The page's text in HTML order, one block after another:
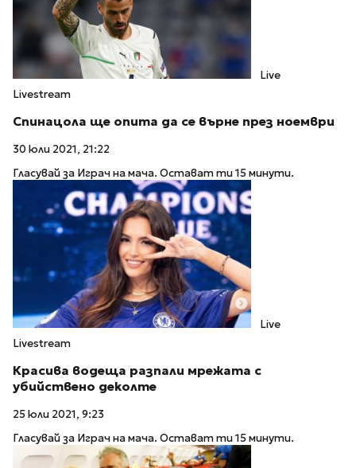
Live
Livestream
Спинацола ще опита да се върне през ноември
30 юли 2021, 21:22
Гласувай за Играч на мача. Остават ти 15 минути.
Live
Livestream
Красива водеща разпали мрежата с
убийствено деколте
25 юли 2021, 9:23
Гласувай за Играч на мача. Остават ти 15 минути.